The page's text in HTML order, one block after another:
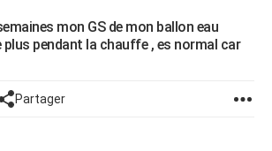
mon GS de mon ballon eau
pendant la chauffe , es normal car
Partager